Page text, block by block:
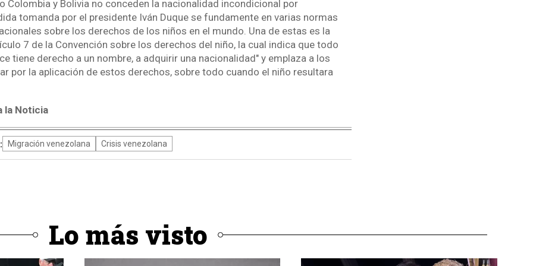
Colombia y Bolivia no conceden la nacionalidad incondicional por
tomanda por el presidente Iván Duque se fundamente en varias normas
sobre los derechos de los niños en el mundo. Una de estas es la
7 de la Convención sobre los derechos del niño, la cual indica que todo
tiene derecho a un nombre, a adquirir una nacionalidad" y emplaza a los
por la aplicación de estos derechos, sobre todo cuando el niño resultara
la Noticia
Migración venezolana Crisis venezolana
Lo más visto